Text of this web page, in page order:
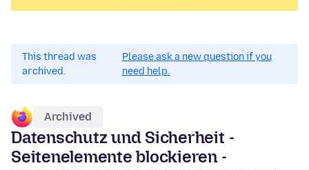
This thread was
archived.
Please ask a new question if you
need help.
Archived
Datenschutz und Sicherheit -
Seitenelemente blockieren -